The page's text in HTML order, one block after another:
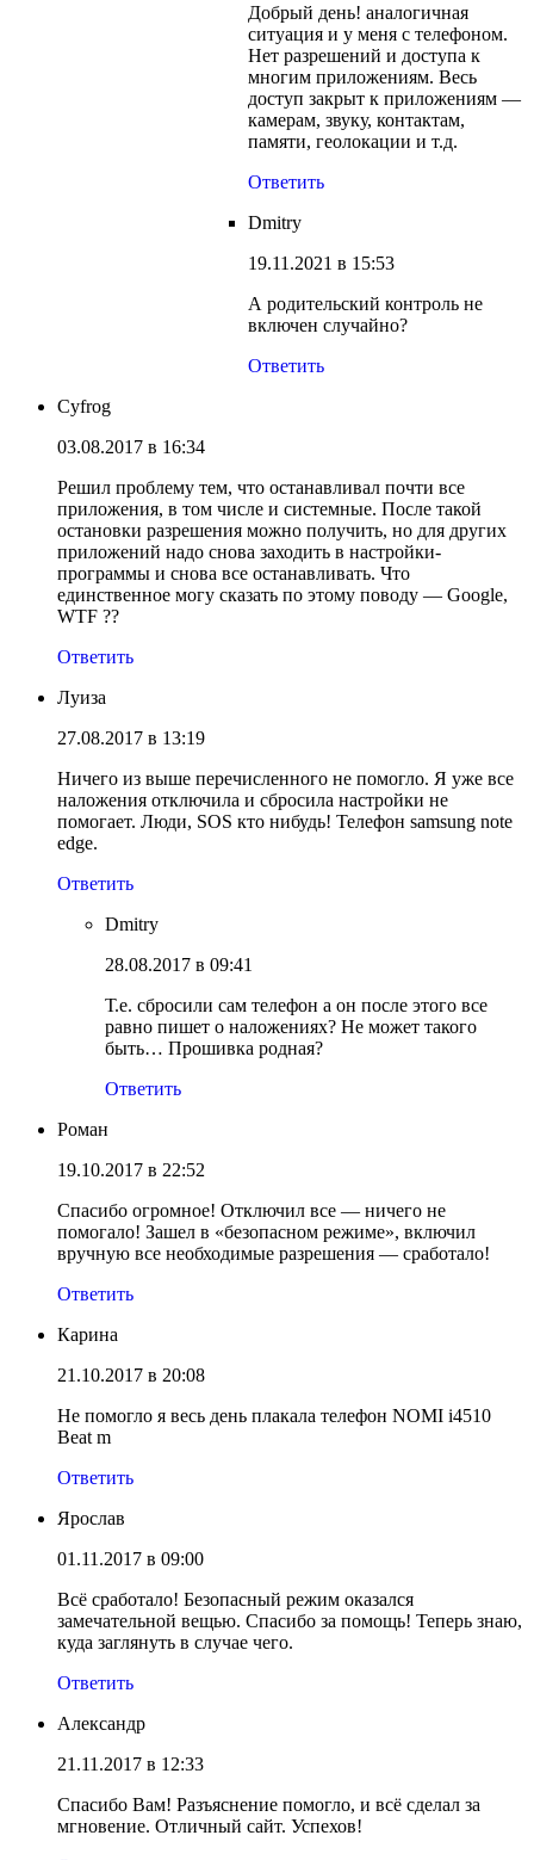
Добрый день! аналогичная
ситуация и у меня с телефоном.
Нет разрешений и доступа к
многим приложениям. Весь
доступ закрыт к приложениям —
камерам, звуку, контактам,
памяти, геолокации и т.д.
Ответить
Dmitry
19.11.2021 в 15:53
А родительский контроль не
включен случайно?
Ответить
Cyfrog
03.08.2017 в 16:34
Решил проблему тем, что останавливал почти все
приложения, в том числе и системные. После такой
остановки разрешения можно получить, но для других
приложений надо снова заходить в настройки-
программы и снова все останавливать. Что
единственное могу сказать по этому поводу — Google,
WTF ??
Ответить
Луиза
27.08.2017 в 13:19
Ничего из выше перечисленного не помогло. Я уже все
наложения отключила и сбросила настройки не
помогает. Люди, SOS кто нибудь! Телефон samsung note
edge.
Ответить
Dmitry
28.08.2017 в 09:41
Т.е. сбросили сам телефон а он после этого все
равно пишет о наложениях? Не может такого
быть… Прошивка родная?
Ответить
Роман
19.10.2017 в 22:52
Спасибо огромное! Отключил все — ничего не
помогало! Зашел в «безопасном режиме», включил
вручную все необходимые разрешения — сработало!
Ответить
Карина
21.10.2017 в 20:08
Не помогло я весь день плакала телефон NOMI i4510
Beat m
Ответить
Ярослав
01.11.2017 в 09:00
Всё сработало! Безопасный режим оказался
замечательной вещью. Спасибо за помощь! Теперь знаю,
куда заглянуть в случае чего.
Ответить
Александр
21.11.2017 в 12:33
Спасибо Вам! Разъяснение помогло, и всё сделал за
мгновение. Отличный сайт. Успехов!